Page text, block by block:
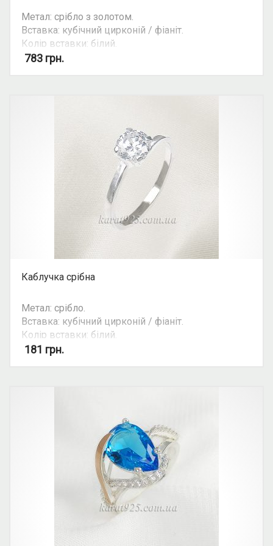
Метал: срібло з золотом.
Вставка: кубічний цирконій / фіаніт.
Колір вставки: білий.
Вид: круглий камінь, потрійна каблучка.
783 грн.
Каблучка срібна
Метал: срібло.
Вставка: кубічний цирконій / фіаніт.
Колір вставки: білий.
Вид: круглий камінь.
181 грн.